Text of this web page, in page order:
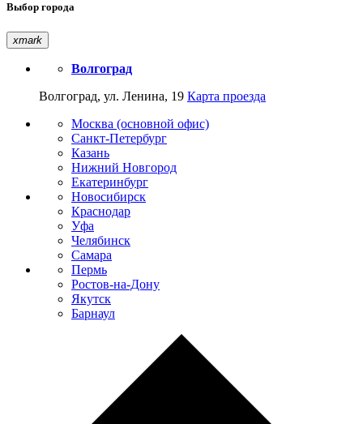
Выбор города
xmark
Волгоград
Волгоград, ул. Ленина, 19 Карта проезда
Москва (основной офис)
Санкт-Петербург
Казань
Нижний Новгород
Екатеринбург
Новосибирск
Краснодар
Уфа
Челябинск
Самара
Пермь
Ростов-на-Дону
Якутск
Барнаул